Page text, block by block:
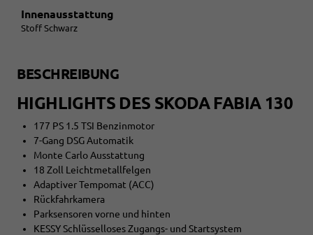
Innenausstattung
Stoff Schwarz
BESCHREIBUNG
HIGHLIGHTS DES SKODA FABIA 130
177 PS 1.5 TSI Benzinmotor
7-Gang DSG Automatik
Monte Carlo Ausstattung
18 Zoll Leichtmetallfelgen
Adaptiver Tempomat (ACC)
Rückfahrkamera
Parksensoren vorne und hinten
KESSY Schlüsselloses Zugangs- und Startsystem